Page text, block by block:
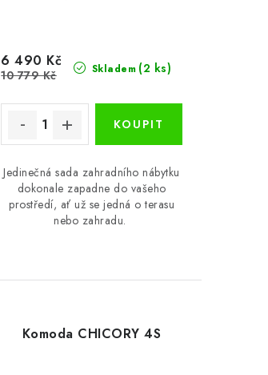
Skladem (2 ks)
6 490 Kč
10 779 Kč
Jedinečná sada zahradního nábytku
dokonale zapadne do vašeho
prostředí, ať už se jedná o terasu
nebo zahradu.
Komoda CHICORY 4S